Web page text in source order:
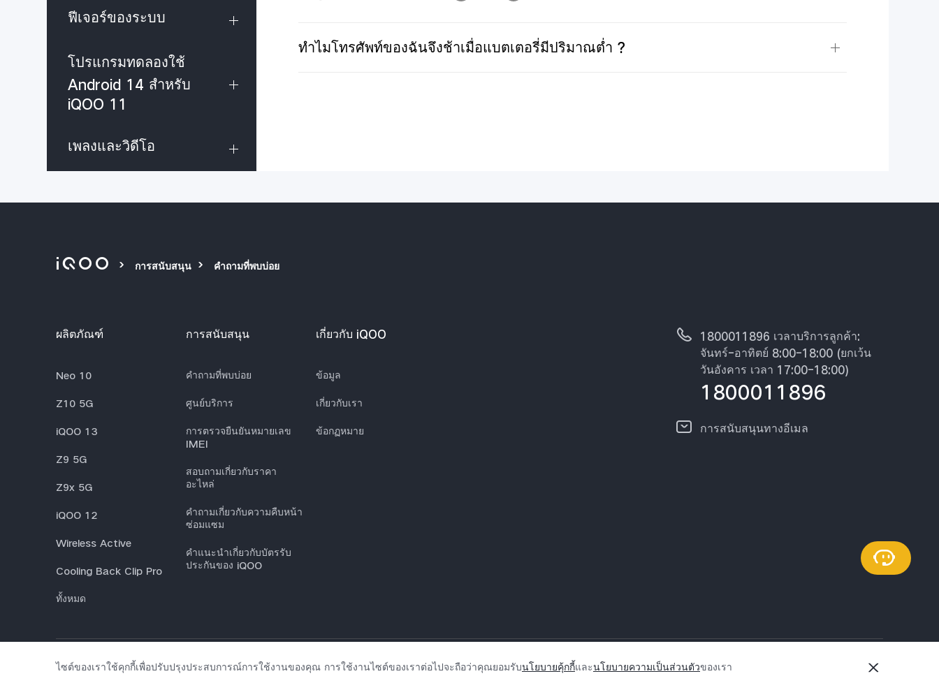
ฟีเจอร์ของระบบ
โปรแกรมทดลองใช้
Android 14 สำหรับ
iQOO 11
เพลงและวิดีโอ
ทำไมโทรศัพท์ของฉันจึงช้าเมื่อแบตเตอรี่มีปริมาณต่ำ ?
การสนับสนุน คำถามที่พบบ่อย
ผลิตภัณฑ์
Neo 10
Z10 5G
iQOO 13
Z9 5G
Z9x 5G
iQOO 12
Wireless Active
Cooling Back Clip Pro
ทั้งหมด
การสนับสนุน
คำถามที่พบบ่อย
ศูนย์บริการ
การตรวจยืนยันหมายเลข
IMEI
สอบถามเกี่ยวกับราคา
อะไหล่
คำถามเกี่ยวกับความคืบหน้า
ซ่อมแซม
คำแนะนำเกี่ยวกับบัตรรับ
ประกันของ iQOO
เกี่ยวกับ iQOO
ข้อมูล
เกี่ยวกับเรา
ข้อกฏหมาย
1800011896 เวลาบริการลูกค้า:
จันทร์-อาทิตย์ 8:00-18:00 (ยกเว้น
วันอังคาร เวลา 17:00-18:00)
1800011896
การสนับสนุนทางอีเมล
© 2026 vivo Mobile Communication Co., Ltd. สงวนลิขสิทธิ์ | นโยบายความเป็นส่วนตัวของ iQOO | นโยบายคุกกี้ของ | การสนับสนุนความเป็นส่วนตัว
ไซต์ของเราใช้คุกกี้เพื่อปรับปรุงประสบการณ์การใช้งานของคุณ การใช้งานไซต์ของเราต่อไปจะถือว่าคุณยอมรับนโยบายคุ้กกี้และนโยบายความเป็นส่วนตัวของเรา